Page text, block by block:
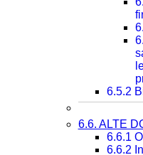
6.5.2
6.6. ALTE
6.6.1
6.6.2